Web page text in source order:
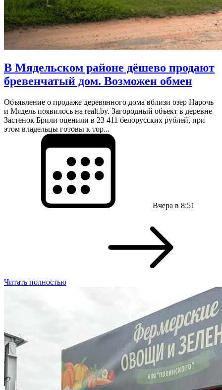
В Мядельском районе дёшево продают
бревенчатый дом. Возможен обмен
Объявление о продаже деревянного дома вблизи озер Нарочь
и Мядель появилось на realt.by. Загородный объект в деревне
Застенок Брили оценили в 23 411 белорусских рублей, при
этом владельцы готовы к тор...
Вчера в 8:51
Читать полностью